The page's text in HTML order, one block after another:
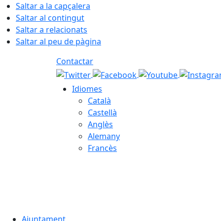
Saltar a la capçalera
Saltar al contingut
Saltar a relacionats
Saltar al peu de pàgina
Contactar
Idiomes
Català
Castellà
Anglès
Alemany
Francès